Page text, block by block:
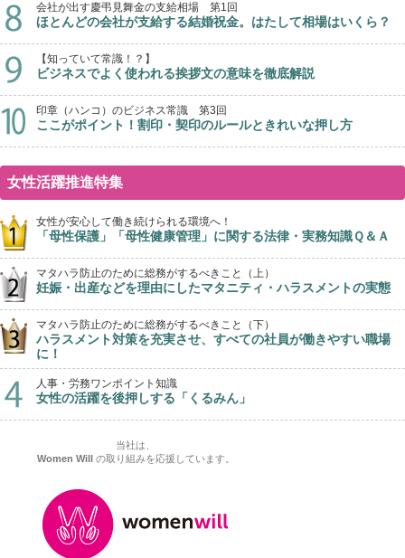
会社が出す慶弔見舞金の支給相場 第1回
ほとんどの会社が支給する結婚祝金。はたして相場はいくら？
【知っていて常識！？】
ビジネスでよく使われる挨拶文の意味を徹底解説
印章（ハンコ）のビジネス常識 第3回
ここがポイント！割印・契印のルールときれいな押し方
女性活躍推進特集
女性が安心して働き続けられる環境へ！
「母性保護」「母性健康管理」に関する法律・実務知識Ｑ＆Ａ
マタハラ防止のために総務がするべきこと（上）
妊娠・出産などを理由にしたマタニティ・ハラスメントの実態
マタハラ防止のために総務がするべきこと（下）
ハラスメント対策を充実させ、すべての社員が働きやすい職場
に！
人事・労務ワンポイント知識
女性の活躍を後押しする「くるみん」
当社は、
Women Will
の取り組みを応援しています。